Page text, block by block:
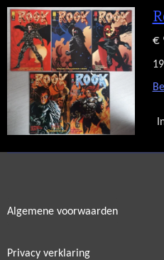
€
Algemene voorwaarden
Privacy verklaring